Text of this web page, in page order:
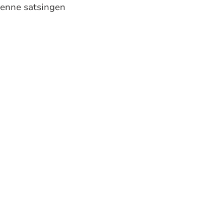
satsingen